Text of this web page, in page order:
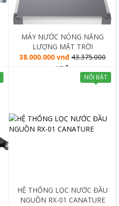
MÁY NƯỚC NÓNG NĂNG
LƯỢNG MẶT TRỜI
SOLAHART PREMIUM L
180L
38.000.000 vnđ 43.375.000
vnđ
NỔI BẬT
HỆ THỐNG LỌC NƯỚC ĐẦU
NGUỒN RX-01 CANATURE